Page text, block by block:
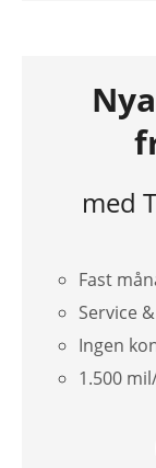
med
Fast
Service
Ingen
1.500